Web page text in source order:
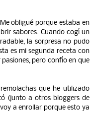
obligué porque estaba en
sabores. Cuando cogí un
la sorpresa no pudo
es mi segunda receta con
pero confío en que
que he utilizado
(junto a otros bloggers de
a enrollar porque esto ya